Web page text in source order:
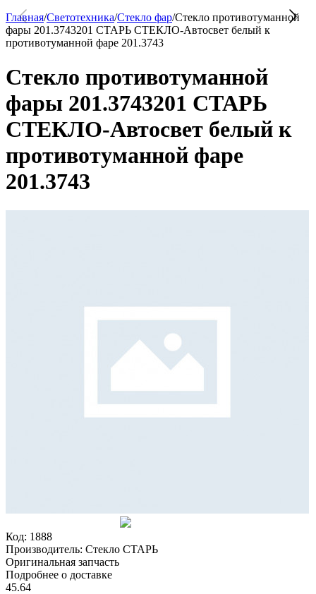
Главная/Светотехника/Стекло фар/Стекло противотуманной
фары 201.3743201 СТАРЬ СТЕКЛО-Автосвет белый к
противотуманной фаре 201.3743
Стекло противотуманной
фары 201.3743201 СТАРЬ
СТЕКЛО-Автосвет белый к
противотуманной фаре
201.3743
Код: 1888
Производитель: Стекло СТАРЬ
Оригинальная запчасть
Подробнее о доставке
45.64